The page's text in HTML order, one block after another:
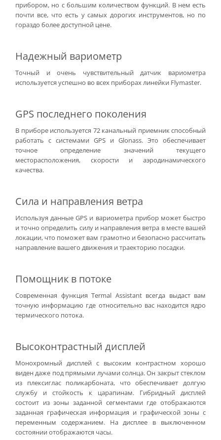
прибором, но с большим количеством функций. В нем есть
почти все, что есть у самых дорогих инструментов, но по
гораздо более доступной цене.
Надежный вариометр
Точный и очень чувствительный датчик вариометра
используется успешно во всех приборах линейки Flymaster.
GPS последнего поколения
В приборе используется 72 канальный приемник способный
работать с системами GPS и Glonass. Это обеспечивает
точное определение значений текущего
месторасположения, скорости и аэродинамического
качества.
Сила и направления ветра
Используя данные GPS и вариометра прибор может быстро
и точно определить силу и направления ветра в месте вашей
локации, что поможет вам грамотно и безопасно рассчитать
направление вашего движения и траекторию посадки.
Помощник в потоке
Современная функция Termal Assistant всегда выдаст вам
точную информацию где относительно вас находится ядро
термического потока.
Высоконтрастный дисплей
Монохромный дисплей с высоким контрастном хорошо
виден даже под прямыми лучами солнца. Он закрыт стеклом
из плексиглас поликарбоната, что обеспечивает долгую
службу и стойкость к царапинам. Гибридный дисплей
состоит из зоны заданной сегментами где отображаются
заданная графическая информация и графической зоны с
переменным содержанием. На дисплее в выключенном
состоянии отображаются часы.